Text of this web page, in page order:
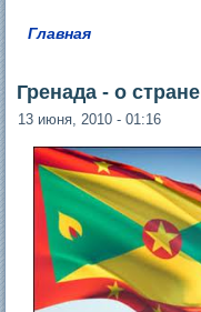
Главная
Гренада - о стране
13 июня, 2010 - 01:16